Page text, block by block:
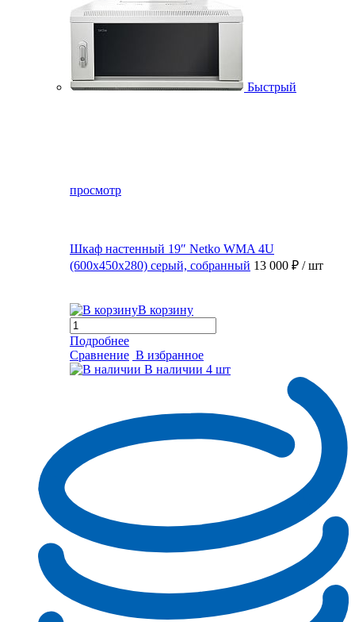
Быстрый
просмотр
Шкаф настенный 19″ Netko WMA 4U
(600x450x280) серый, собранный 13 000 ₽ / шт
В корзину
Подробнее
Сравнение В избранное
В наличии 4 шт